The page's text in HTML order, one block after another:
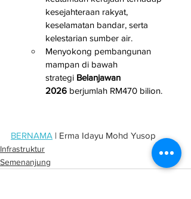
kesejahteraan rakyat,
keselamatan bandar, serta
kelestarian sumber air.
Menyokong pembangunan
mampan di bawah
strategi Belanjawan
2026 berjumlah RM470 bilion.
BERNAMA | Erma Idayu Mohd Yusop
Infrastruktur
Semenanjung